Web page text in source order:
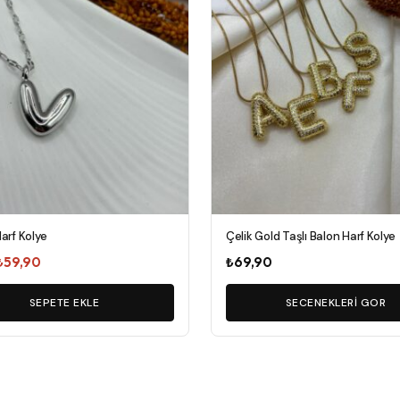
Kolye
₺75,00.
59,90
andaki
fiyat:
₺59,90.
SEPETE EKLE
Çelik Gold Taşlı Balon Harf Kolye
₺69,90
SECENEKLERI GOR
Seçenekler
ürün
sayfasından
seçilebilir